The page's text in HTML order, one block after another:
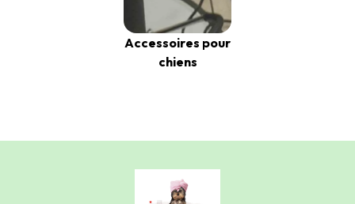
Accessoires pour
chiens